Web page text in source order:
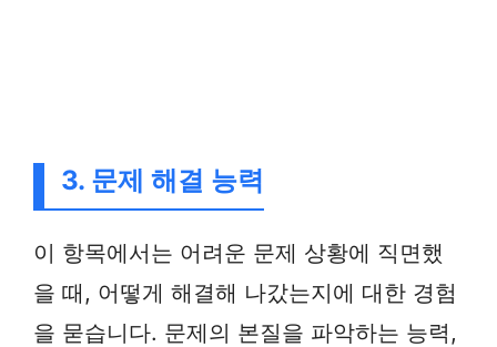
3. 문제 해결 능력
이 항목에서는 어려운 문제 상황에 직면했
을 때, 어떻게 해결해 나갔는지에 대한 경험
을 묻습니다. 문제의 본질을 파악하는 능력,